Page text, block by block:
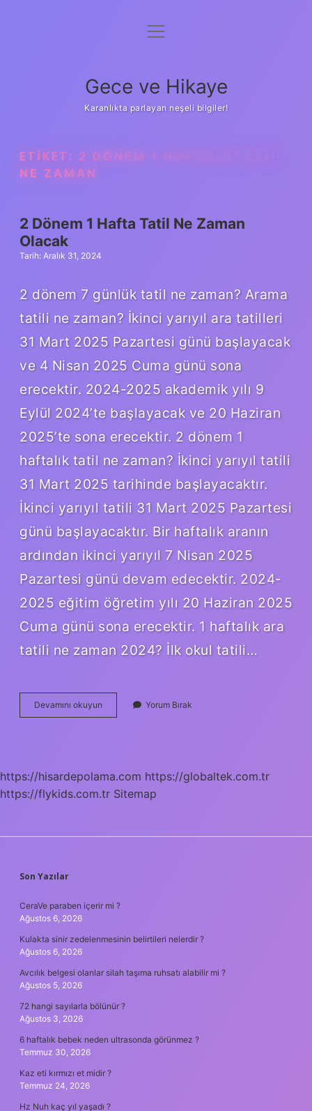
Anasayfa
Yasal Uyarı
menüyü
Gece ve Hikaye
Karanlıkta parlayan neşeli bilgiler!
ETIKET: 2 DÖNEM 1 HAFTALIK TATIL
NE ZAMAN
2 Dönem 1 Hafta Tatil Ne Zaman
Olacak
Tarih: Aralık 31, 2024
2 dönem 7 günlük tatil ne zaman? Arama
tatili ne zaman? İkinci yarıyıl ara tatilleri
31 Mart 2025 Pazartesi günü başlayacak
ve 4 Nisan 2025 Cuma günü sona
erecektir. 2024-2025 akademik yılı 9
Eylül 2024’te başlayacak ve 20 Haziran
2025’te sona erecektir. 2 dönem 1
haftalık tatil ne zaman? İkinci yarıyıl tatili
31 Mart 2025 tarihinde başlayacaktır.
İkinci yarıyıl tatili 31 Mart 2025 Pazartesi
günü başlayacaktır. Bir haftalık aranın
ardından ikinci yarıyıl 7 Nisan 2025
Pazartesi günü devam edecektir. 2024-
2025 eğitim öğretim yılı 20 Haziran 2025
Cuma günü sona erecektir. 1 haftalık ara
tatili ne zaman 2024? İlk okul tatili…
Devamını okuyun
Dönem
Zaman
Olacak
Yorum Bırak
https://hisardepolama.com https://globaltek.com.tr
https://flykids.com.tr Sitemap
SIDEBAR
Son Yazılar
CeraVe paraben içerir mi ?
Ağustos 6, 2026
Kulakta sinir zedelenmesinin belirtileri nelerdir ?
Ağustos 6, 2026
Avcılık belgesi olanlar silah taşıma ruhsatı alabilir mi ?
Ağustos 5, 2026
72 hangi sayılarla bölünür ?
Ağustos 3, 2026
6 haftalık bebek neden ultrasonda görünmez ?
Temmuz 30, 2026
Kaz eti kırmızı et midir ?
Temmuz 24, 2026
Hz Nuh kaç yıl yaşadı ?